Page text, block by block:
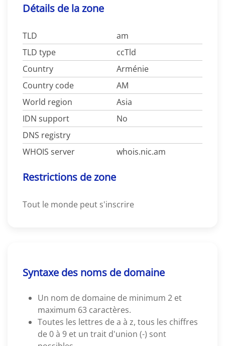
Détails de la zone
TLD
am
TLD type
ccTld
Country
Arménie
Country code
AM
World region
Asia
IDN support
No
DNS registry
WHOIS server
whois.nic.am
Restrictions de zone
Tout le monde peut s'inscrire
Syntaxe des noms de domaine
Un nom de domaine de minimum 2 et
maximum 63 caractères.
Toutes les lettres de a à z, tous les chiffres
de 0 à 9 et un trait d'union (-) sont